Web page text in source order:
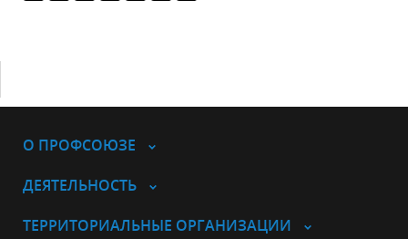
О ПРОФСОЮЗЕ
ДЕЯТЕЛЬНОСТЬ
ТЕРРИТОРИАЛЬНЫЕ ОРГАНИЗАЦИИ